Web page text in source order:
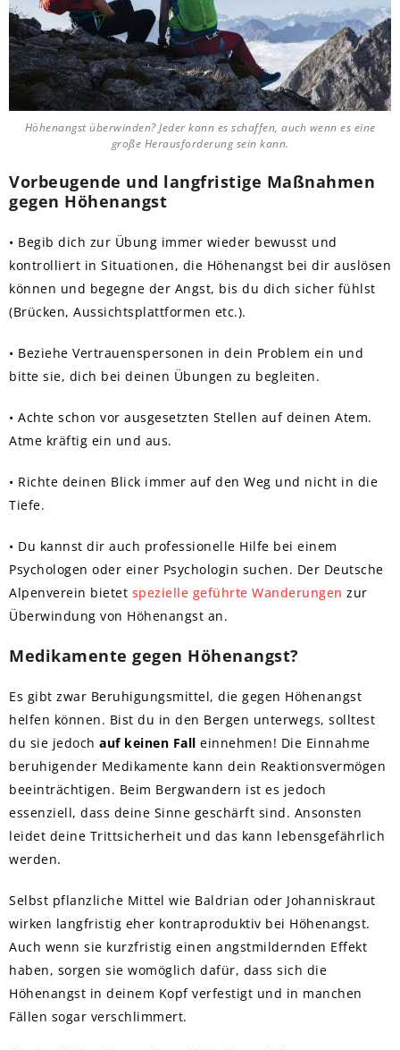
Höhenangst überwinden? Jeder kann es schaffen, auch wenn es eine
große Herausforderung sein kann.
Vorbeugende und langfristige Maßnahmen
gegen Höhenangst
• Begib dich zur Übung immer wieder bewusst und
kontrolliert in Situationen, die Höhenangst bei dir auslösen
können und begegne der Angst, bis du dich sicher fühlst
(Brücken, Aussichtsplattformen etc.).
• Beziehe Vertrauenspersonen in dein Problem ein und
bitte sie, dich bei deinen Übungen zu begleiten.
• Achte schon vor ausgesetzten Stellen auf deinen Atem.
Atme kräftig ein und aus.
• Richte deinen Blick immer auf den Weg und nicht in die
Tiefe.
• Du kannst dir auch professionelle Hilfe bei einem
Psychologen oder einer Psychologin suchen. Der Deutsche
Alpenverein bietet spezielle geführte Wanderungen zur
Überwindung von Höhenangst an.
Medikamente gegen Höhenangst?
Es gibt zwar Beruhigungsmittel, die gegen Höhenangst
helfen können. Bist du in den Bergen unterwegs, solltest
du sie jedoch auf keinen Fall einnehmen! Die Einnahme
beruhigender Medikamente kann dein Reaktionsvermögen
beeinträchtigen. Beim Bergwandern ist es jedoch
essenziell, dass deine Sinne geschärft sind. Ansonsten
leidet deine Trittsicherheit und das kann lebensgefährlich
werden.
Selbst pflanzliche Mittel wie Baldrian oder Johanniskraut
wirken langfristig eher kontraproduktiv bei Höhenangst.
Auch wenn sie kurzfristig einen angstmildernden Effekt
haben, sorgen sie womöglich dafür, dass sich die
Höhenangst in deinem Kopf verfestigt und in manchen
Fällen sogar verschlimmert.